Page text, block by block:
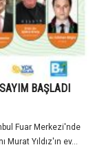
BAŞLADI
Fuar Merkezi'nde
Murat Yıldız'ın ev...